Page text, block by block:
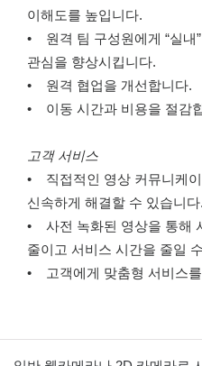
이해도를 높입니다.
• 원격 팀 구성원에게 “실내
관심을 향상시킵니다.
• 원격 협업을 개선합니다.
• 이동 시간과 비용을 절감
고객 서비스
• 직접적인 영상 커뮤니케
신속하게 해결할 수 있습니다.
• 사전 녹화된 영상을 통해
줄이고 서비스 시간을 줄일
• 고객에게 맞춤형 서비스